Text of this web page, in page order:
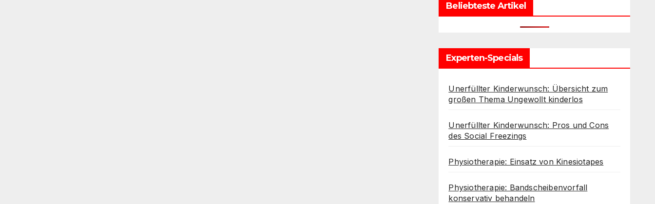
Beliebteste Artikel
Experten-Specials
Unerfüllter Kinderwunsch: Übersicht zum
großen Thema Ungewollt kinderlos
Unerfüllter Kinderwunsch: Pros und Cons
des Social Freezings
Physiotherapie: Einsatz von Kinesiotapes
Physiotherapie: Bandscheibenvorfall
konservativ behandeln